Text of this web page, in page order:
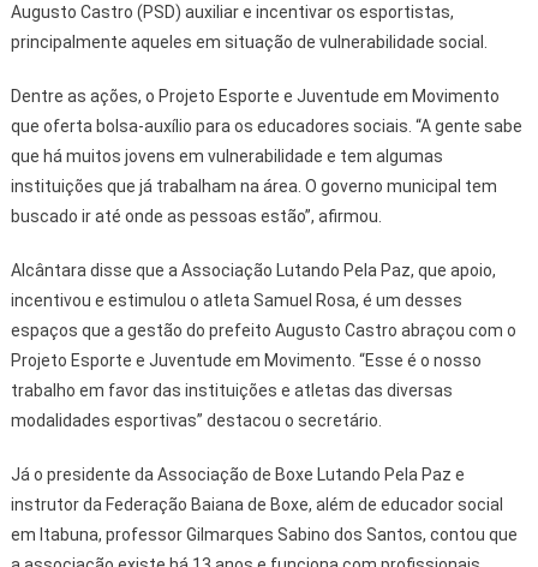
Augusto Castro (PSD) auxiliar e incentivar os esportistas,
principalmente aqueles em situação de vulnerabilidade social.
Dentre as ações, o Projeto Esporte e Juventude em Movimento
que oferta bolsa-auxílio para os educadores sociais. “A gente sabe
que há muitos jovens em vulnerabilidade e tem algumas
instituições que já trabalham na área. O governo municipal tem
buscado ir até onde as pessoas estão”, afirmou.
Alcântara disse que a Associação Lutando Pela Paz, que apoio,
incentivou e estimulou o atleta Samuel Rosa, é um desses
espaços que a gestão do prefeito Augusto Castro abraçou com o
Projeto Esporte e Juventude em Movimento. “Esse é o nosso
trabalho em favor das instituições e atletas das diversas
modalidades esportivas” destacou o secretário.
Já o presidente da Associação de Boxe Lutando Pela Paz e
instrutor da Federação Baiana de Boxe, além de educador social
em Itabuna, professor Gilmarques Sabino dos Santos, contou que